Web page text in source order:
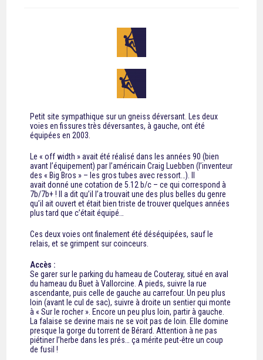
Petit site sympathique sur un gneiss déversant. Les deux
voies en fissures très déversantes, à gauche, ont été
équipées en 2003.
Le « off width » avait été réalisé dans les années 90 (bien
avant l’équipement) par l’américain Craig Luebben (l’inventeur
des « Big Bros » – les gros tubes avec ressort…). Il
avait donné une cotation de 5.12 b/c – ce qui correspond à
7b/7b+ ! Il a dit qu’il l’a trouvait une des plus belles du genre
qu’il ait ouvert et était bien triste de trouver quelques années
plus tard que c’était équipé…
Ces deux voies ont finalement été déséquipées, sauf le
relais, et se grimpent sur coinceurs.
Accès :
Se garer sur le parking du hameau de Couteray, situé en aval
du hameau du Buet à Vallorcine. A pieds, suivre la rue
ascendante, puis celle de gauche au carrefour. Un peu plus
loin (avant le cul de sac), suivre à droite un sentier qui monte
à « Sur le rocher ». Encore un peu plus loin, partir à gauche.
La falaise se devine mais ne se voit pas de loin. Elle domine
presque la gorge du torrent de Bérard. Attention à ne pas
piétiner l’herbe dans les prés… ça mérite peut-être un coup
de fusil !